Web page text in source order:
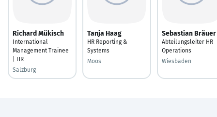
Richard Mükisch
International
Management Trainee
| HR
Salzburg
Tanja Haag
HR Reporting &
Systems
Moos
Sebastian Bräuer
Abteilungsleiter HR
Operations
Wiesbaden